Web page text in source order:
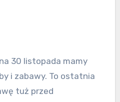
30 listopada mamy
i zabawy. To ostatnia
tuż przed